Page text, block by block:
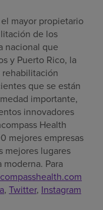
el mayor propietario
de los
nacional que
y Puerto Rico, la
que se están
importante,
innovadores
Health
mejores empresas
mejores lugares
Para
, Twitter, Instagram